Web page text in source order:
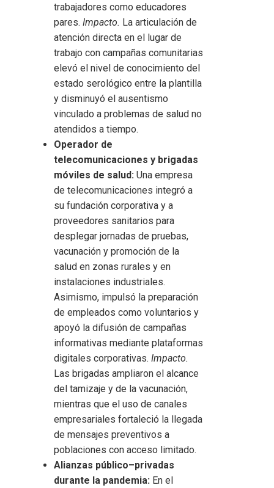
trabajadores como educadores
pares. Impacto. La articulación de
atención directa en el lugar de
trabajo con campañas comunitarias
elevó el nivel de conocimiento del
estado serológico entre la plantilla
y disminuyó el ausentismo
vinculado a problemas de salud no
atendidos a tiempo.
Operador de
telecomunicaciones y brigadas
móviles de salud: Una empresa
de telecomunicaciones integró a
su fundación corporativa y a
proveedores sanitarios para
desplegar jornadas de pruebas,
vacunación y promoción de la
salud en zonas rurales y en
instalaciones industriales.
Asimismo, impulsó la preparación
de empleados como voluntarios y
apoyó la difusión de campañas
informativas mediante plataformas
digitales corporativas. Impacto.
Las brigadas ampliaron el alcance
del tamizaje y de la vacunación,
mientras que el uso de canales
empresariales fortaleció la llegada
de mensajes preventivos a
poblaciones con acceso limitado.
Alianzas público–privadas
durante la pandemia: En el